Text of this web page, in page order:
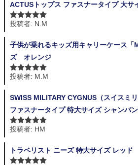
ACTUSトップス ファスナータイプ 大サ
5段階中 5の
投稿者: N.M
子供が乗れるキッズ用キャリーケース「
ズ オレンジ
5段階中 5の
投稿者: M.M
SWISS MILITARY CYGNUS（スイスミリ
ファスナータイプ 特大サイズ シャンパ
5段階中 5の
投稿者: HM
トラベリスト ニーズ 特大サイズ レッド